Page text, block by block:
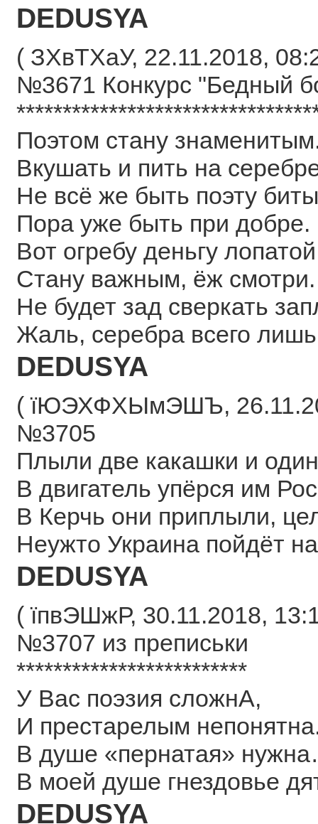
DEDUSYA
( ЗХвТХаУ, 22.11.2018,
№3671 Конкурс "Бедный
Поэтом стану
Вкушать и пить на
Не всё же быть поэту
Пора уже быть при добре.
Вот огребу деньгу
Стану важным, ёж смотри.
Не будет зад сверкать
Жаль, серебра всего
DEDUSYA
( їЮЭХФХЫмЭШЪ,
№3705
Плыли две какашки и
В двигатель упёрся им
В Керчь они приплыли,
Неужто Украина пойдёт
DEDUSYA
( їпвЭШжР, 30.11.2018,
№3707 из преписьки
*************************
У Вас поэзия сложнА,
И престарелым
В душе «пернатая»
В моей душе гнездовье
DEDUSYA